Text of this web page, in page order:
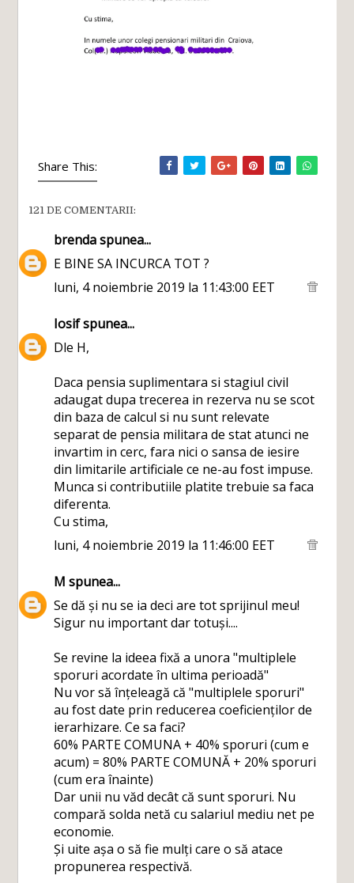
Share This:
121 DE COMENTARII:
brendaspunea...
E BINE SA INCURCA TOT ?
luni, 4 noiembrie 2019 la 11:43:00 EET
Iosifspunea...
Dle H,
Daca pensia suplimentara si stagiul civil
adaugat dupa trecerea in rezerva nu se scot
din baza de calcul si nu sunt relevate
separat de pensia militara de stat atunci ne
invartim in cerc, fara nici o sansa de iesire
din limitarile artificiale ce ne-au fost impuse.
Munca si contributiile platite trebuie sa faca
diferenta.
Cu stima,
luni, 4 noiembrie 2019 la 11:46:00 EET
M spunea...
Se dă și nu se ia deci are tot sprijinul meu!
Sigur nu important dar totuși....
Se revine la ideea fixă a unora "multiplele
sporuri acordate în ultima perioadă"
Nu vor să înțeleagă că "multiplele sporuri"
au fost date prin reducerea coeficienților de
ierarhizare. Ce sa faci?
60% PARTE COMUNA + 40% sporuri (cum e
acum) = 80% PARTE COMUNĂ + 20% sporuri
(cum era înainte)
Dar unii nu văd decât că sunt sporuri. Nu
compară solda netă cu salariul mediu net pe
economie.
Și uite așa o să fie mulți care o să atace
propunerea respectivă.